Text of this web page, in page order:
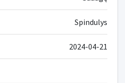
Spindulys
2024-04-21